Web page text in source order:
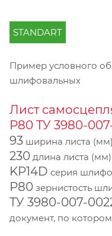
STANDART
Пример условного
шлифовальных
Лист
Р80 ТУ 3980-
93 ширина листа
230 длина листа
KP14D серия
Р80 зернистость
ТУ 3980-007-
документ, по